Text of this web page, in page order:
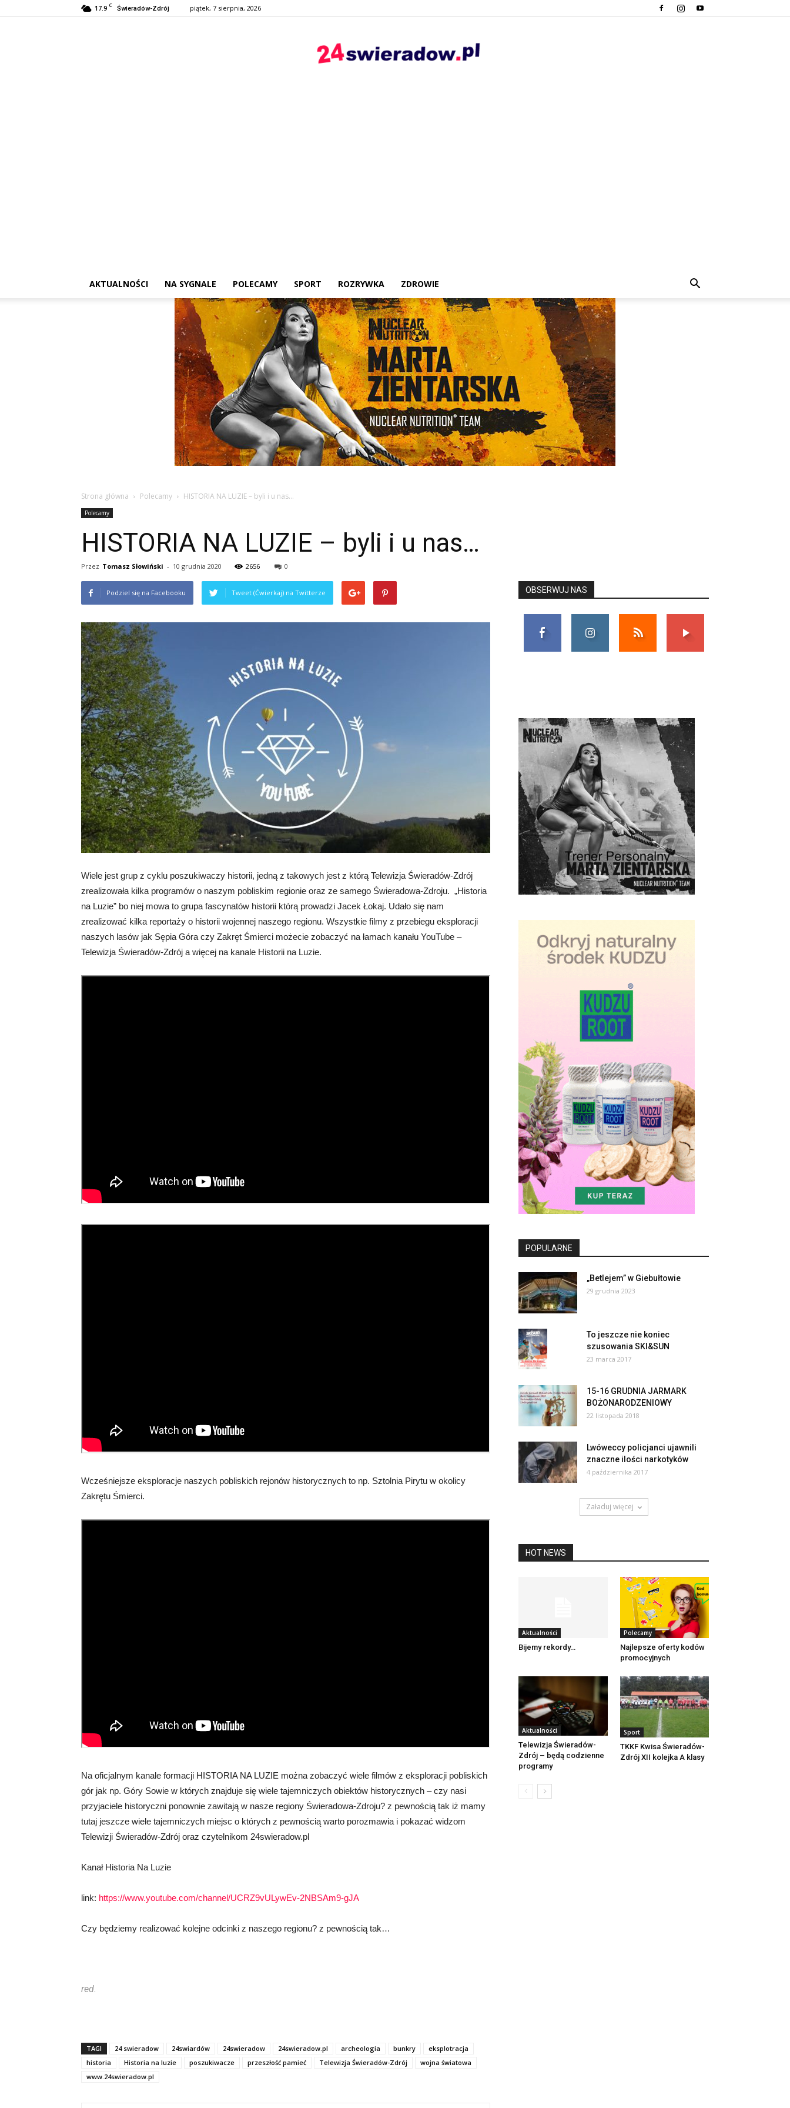
17.9 C Świeradów-Zdrój piątek, 7 sierpnia, 2026
lokalne
źródło
AKTUALNOŚCI NA SYGNALE POLECAMY SPORT ROZRYWKA ZDROWIE
Strona główna Polecamy HISTORIA NA LUZIE – byli i u nas…
Polecamy
HISTORIA NA LUZIE – byli i u nas…
Przez Tomasz Słowiński - 10 grudnia 2020 2656 0
Podziel się na Facebooku Tweet (Ćwierkaj) na Twitterze
Wiele jest grup z cyklu poszukiwaczy historii, jedną z takowych jest z którą Telewizja Świeradów-Zdrój
zrealizowała kilka programów o naszym pobliskim regionie oraz ze samego Świeradowa-Zdroju. „Historia
na Luzie” bo niej mowa to grupa fascynatów historii którą prowadzi Jacek Łokaj. Udało się nam
zrealizować kilka reportaży o historii wojennej naszego regionu. Wszystkie filmy z przebiegu eksploracji
naszych lasów jak Sępia Góra czy Zakręt Śmierci możecie zobaczyć na łamach kanału YouTube –
Telewizja Świeradów-Zdrój a więcej na kanale Historii na Luzie.
Wcześniejsze eksploracje naszych pobliskich rejonów historycznych to np. Sztolnia Pirytu w okolicy
Zakrętu Śmierci.
Na oficjalnym kanale formacji HISTORIA NA LUZIE można zobaczyć wiele filmów z eksploracji pobliskich
gór jak np. Góry Sowie w których znajduje się wiele tajemniczych obiektów historycznych – czy nasi
przyjaciele historyczni ponownie zawitają w nasze regiony Świeradowa-Zdroju? z pewnością tak iż mamy
tutaj jeszcze wiele tajemniczych miejsc o których z pewnością warto porozmawia i pokazać widzom
Telewizji Świeradów-Zdrój oraz czytelnikom 24swieradow.pl
Kanał Historia Na Luzie
link: https://www.youtube.com/channel/UCRZ9vULywEv-2NBSAm9-gJA
Czy będziemy realizować kolejne odcinki z naszego regionu? z pewnością tak…
red.
TAGI 24 swieradow 24swiardów 24swieradow 24swieradow.pl archeologia bunkry
eksplotracja
historia
Historia na luzie poszukiwacze przeszłość pamieć Telewizja Świeradów-Zdrój
wojna światowa
www.24swieradow.pl
OBSERWUJ NAS
POPULARNE
„Betlejem” w Giebułtowie
29 grudnia 2023
To jeszcze nie koniec
szusowania SKI&SUN
23 marca 2017
15-16 GRUDNIA JARMARK
BOŻONARODZENIOWY
22 listopada 2018
Lwóweccy policjanci ujawnili
znaczne ilości narkotyków
4 października 2017
Załaduj więcej
HOT NEWS
Aktualności
Bijemy rekordy…
Polecamy
Najlepsze oferty kodów
promocyjnych
Aktualności
Telewizja Świeradów-
Zdrój – będą codzienne
programy
Sport
TKKF Kwisa Świeradów-
Zdrój XII kolejka A klasy